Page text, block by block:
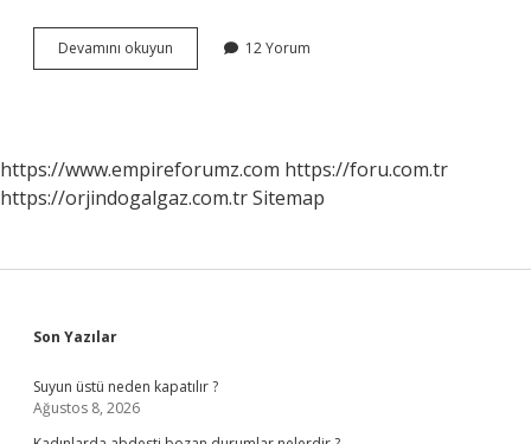
Devamını okuyun
Kirliliği
12 Yorum
https://www.empireforumz.com https://foru.com.tr
https://orjindogalgaz.com.trSitemap
Sidebar
Son Yazılar
Suyun üstü neden kapatılır ?
Ağustos 8, 2026